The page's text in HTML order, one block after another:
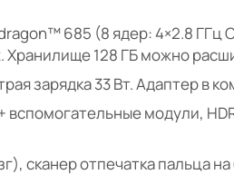
685 (8 ядер: 4×2.8 ГГц
128 ГБ можно
зарядка 33 Вт. Адаптер в
вспомогательные модули,
сканер отпечатка пальца на